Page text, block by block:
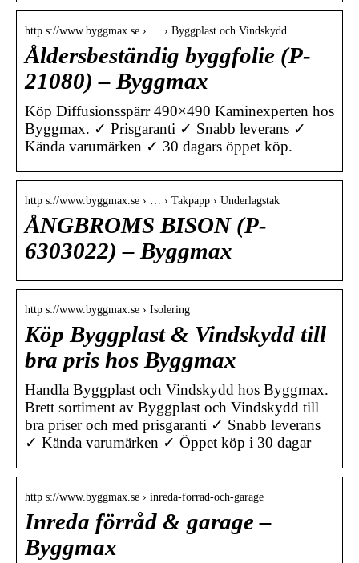
http s://www.byggmax.se › … › Byggplast och Vindskydd
Åldersbeständig byggfolie (P-
21080) – Byggmax
Köp Diffusionsspärr 490×490 Kaminexperten hos
Byggmax. ✓ Prisgaranti ✓ Snabb leverans ✓
Kända varumärken ✓ 30 dagars öppet köp.
http s://www.byggmax.se › … › Takpapp › Underlagstak
ÅNGBROMS BISON (P-
6303022) – Byggmax
http s://www.byggmax.se › Isolering
Köp Byggplast & Vindskydd till
bra pris hos Byggmax
Handla Byggplast och Vindskydd hos Byggmax.
Brett sortiment av Byggplast och Vindskydd till
bra priser och med prisgaranti ✓ Snabb leverans
✓ Kända varumärken ✓ Öppet köp i 30 dagar
http s://www.byggmax.se › inreda-forrad-och-garage
Inreda förråd & garage –
Byggmax